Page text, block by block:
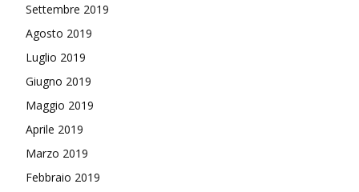
Settembre 2019
Agosto 2019
Luglio 2019
Giugno 2019
Maggio 2019
Aprile 2019
Marzo 2019
Febbraio 2019